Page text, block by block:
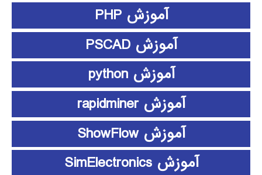
آموزش PHP
آموزش PSCAD
آموزش python
آموزش rapidminer
آموزش ShowFlow
آموزش SimElectronics